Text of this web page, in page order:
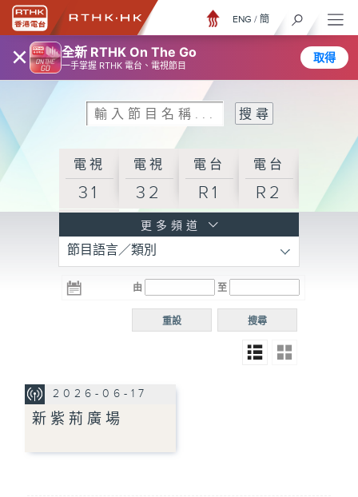
× 全新 RTHK On The Go
一手掌握 RTHK 電台、電視節目
取得
ENG / 簡
電視
31
電視
32
電台
R1
電台
R2
R3
電台 電台
R5
電台
普通
更多頻道
節目語言／類別
由 至
搜尋
重設
2026-06-17
新紫荊廣場